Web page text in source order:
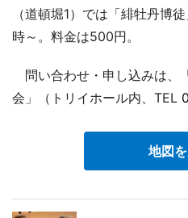
（道頓堀1）では「緋牡丹博
時～。料金は500円。
問い合わせ・申し込みは、
会」（トリイホール内、TEL
地図